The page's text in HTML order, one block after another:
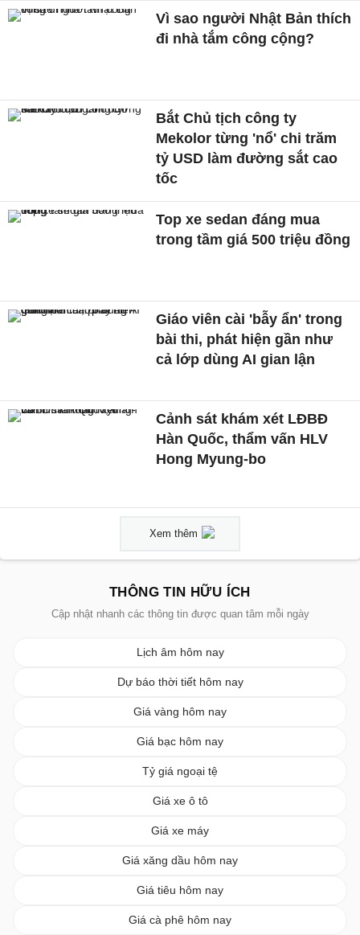
Vì sao người Nhật Bản thích
đi nhà tắm công cộng?
Bắt Chủ tịch công ty
Mekolor từng 'nổ' chi trăm
tỷ USD làm đường sắt cao
tốc
Top xe sedan đáng mua
trong tầm giá 500 triệu đồng
Giáo viên cài 'bẫy ẩn' trong
bài thi, phát hiện gần như
cả lớp dùng AI gian lận
Cảnh sát khám xét LĐBĐ
Hàn Quốc, thẩm vấn HLV
Hong Myung-bo
Xem thêm
THÔNG TIN HỮU ÍCH
Cập nhật nhanh các thông tin được quan tâm mỗi ngày
Lịch âm hôm nay
Dự báo thời tiết hôm nay
Giá vàng hôm nay
Giá bạc hôm nay
Tỷ giá ngoại tệ
Giá xe ô tô
Giá xe máy
Giá xăng dầu hôm nay
Giá tiêu hôm nay
Giá cà phê hôm nay